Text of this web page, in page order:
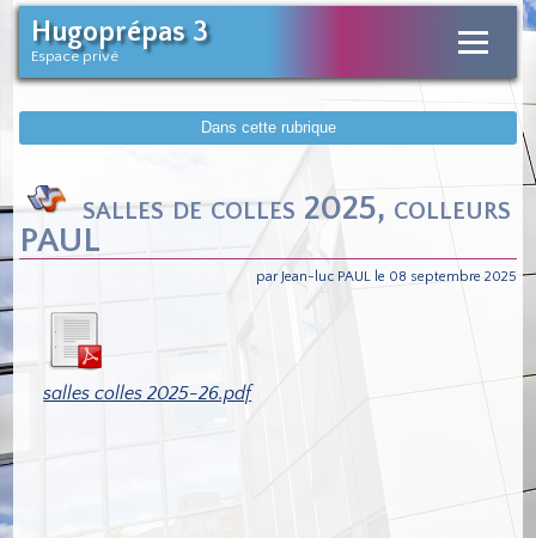
Hugoprépas 3
Espace privé
Dans cette rubrique
salles de colles 2025, colleurs
PAUL
par Jean-luc PAUL le 08 septembre 2025
salles colles 2025-26.pdf